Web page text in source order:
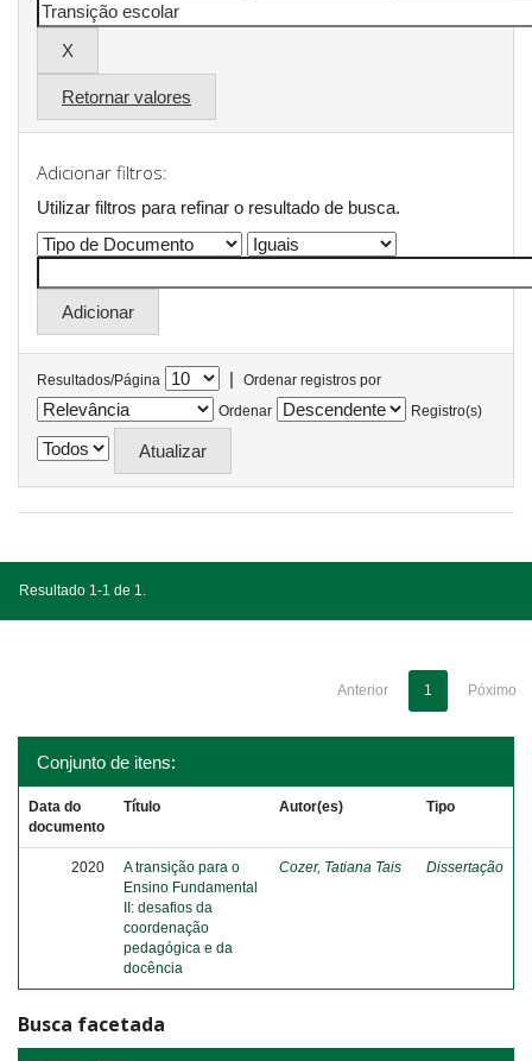
Retornar valores
Adicionar filtros:
Utilizar filtros para refinar o resultado de busca.
Resultados/Página |
Ordenar registros por
Ordenar
Registro(s)
Resultado 1-1 de 1.
Anterior 1 Póximo
Conjunto de itens:
Data do
documento
Título Autor(es) Tipo
2020
A transição para o
Ensino Fundamental
II: desafios da
coordenação
pedagógica e da
docência
Cozer, Tatiana Tais Dissertação
Busca facetada